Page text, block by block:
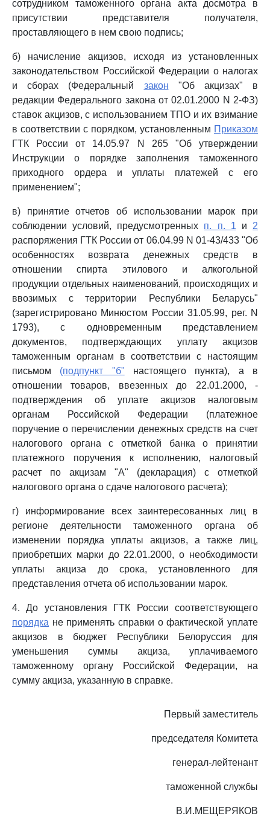
сотрудником таможенного органа акта досмотра в
присутствии представителя получателя,
проставляющего в нем свою подпись;
б) начисление акцизов, исходя из установленных
законодательством Российской Федерации о налогах
и сборах (Федеральный закон "Об акцизах" в
редакции Федерального закона от 02.01.2000 N 2-ФЗ)
ставок акцизов, с использованием ТПО и их взимание
в соответствии с порядком, установленным Приказом
ГТК России от 14.05.97 N 265 "Об утверждении
Инструкции о порядке заполнения таможенного
приходного ордера и уплаты платежей с его
применением";
в) принятие отчетов об использовании марок при
соблюдении условий, предусмотренных п. п. 1 и 2
распоряжения ГТК России от 06.04.99 N 01-43/433 "Об
особенностях возврата денежных средств в
отношении спирта этилового и алкогольной
продукции отдельных наименований, происходящих и
ввозимых с территории Республики Беларусь"
(зарегистрировано Минюстом России 31.05.99, рег. N
1793), с одновременным представлением
документов, подтверждающих уплату акцизов
таможенным органам в соответствии с настоящим
письмом (подпункт "б" настоящего пункта), а в
отношении товаров, ввезенных до 22.01.2000, -
подтверждения об уплате акцизов налоговым
органам Российской Федерации (платежное
поручение о перечислении денежных средств на счет
налогового органа с отметкой банка о принятии
платежного поручения к исполнению, налоговый
расчет по акцизам "А" (декларация) с отметкой
налогового органа о сдаче налогового расчета);
г) информирование всех заинтересованных лиц в
регионе деятельности таможенного органа об
изменении порядка уплаты акцизов, а также лиц,
приобретших марки до 22.01.2000, о необходимости
уплаты акциза до срока, установленного для
представления отчета об использовании марок.
4. До установления ГТК России соответствующего
порядка не применять справки о фактической уплате
акцизов в бюджет Республики Белоруссия для
уменьшения суммы акциза, уплачиваемого
таможенному органу Российской Федерации, на
сумму акциза, указанную в справке.
Первый заместитель
председателя Комитета
генерал-лейтенант
таможенной службы
В.И.МЕЩЕРЯКОВ